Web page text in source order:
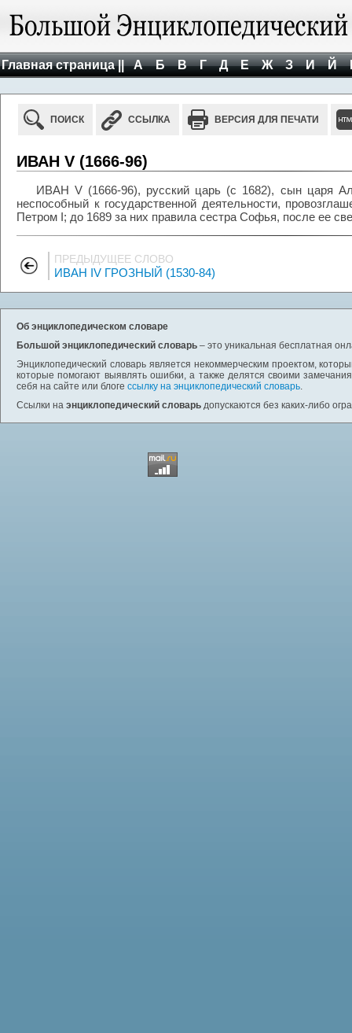
Главная страница || А Б В Г Д Е Ж З И Й
ПОИСК ССЫЛКА ВЕРСИЯ ДЛЯ ПЕЧАТИ
ИВАН V (1666-96)
ИВАН V (1666-96), русский царь (с 1682), сын царя
неспособный к государственной деятельности,
Петром I; до 1689 за них правила сестра Софья, после ее
ПРЕДЫДУЩЕЕ СЛОВО
ИВАН IV ГРОЗНЫЙ (1530-84)
Об энциклопедическом словаре
Большой энциклопедический словарь – это уникальная бесплатная
Энциклопедический словарь является некоммерческим проектом,
которые помогают выявлять ошибки, а также делятся своими
себя на сайте или блоге ссылку на энциклопедический словарь.
Ссылки на энциклопедический словарь допускаются без каких-либо